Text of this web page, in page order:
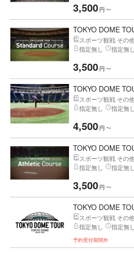
3,500円 〜
TOKYO DOME
スポーツ観戦 その
指定無し
指定無し
3,500円 〜
TOKYO DOME
スポーツ観戦 その
指定無し
指定無し
4,500円 〜
TOKYO DOME
スポーツ観戦 その
指定無し
指定無し
3,500円 〜
TOKYO DOME
スポーツ観戦 その
指定無し
指定無し
予約受付期間外